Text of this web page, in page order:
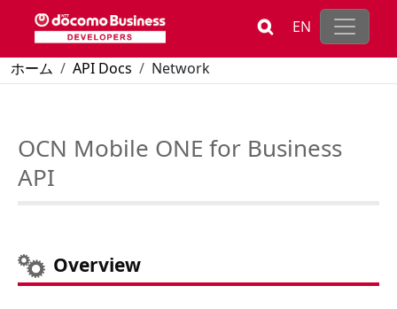
メインコンテンツに移動
EN
パンくず
ホーム API Docs
Network
Ocn Mobile One Business
OCN Mobile ONE for Business
API
Overview